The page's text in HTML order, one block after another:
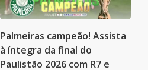
Palmeiras campeão! Assista
à íntegra da final do
Paulistão 2026 com R7 e